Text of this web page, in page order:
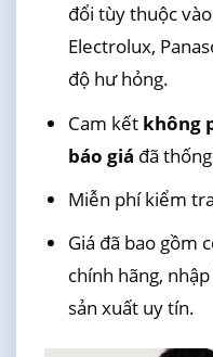
đổi tùy thuộc
Electrolux,
độ hư hỏng.
Cam kết không
báo giá đã
Miễn phí kiểm
Giá đã bao gồm
chính hãng,
sản xuất uy tín.